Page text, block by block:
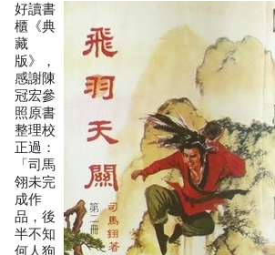
好讀書
櫃《典
藏
版》，
感謝陳
冠宏參
照原書
整理校
正過：
「司馬
翎未完
成作
品，後
半不知
何人狗